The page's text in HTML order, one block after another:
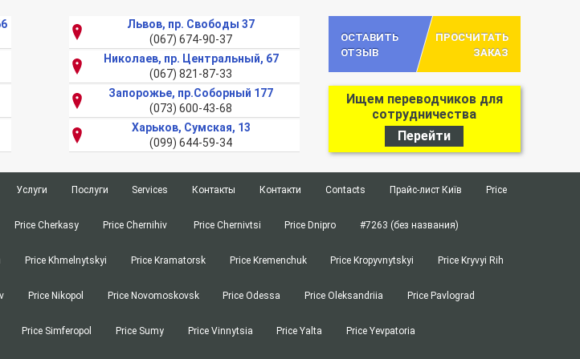
Львов, пр. Свободы 37
(067) 674-90-37
Николаев, пр. Центральный, 67
(067) 821-87-33
Запорожье, пр.Соборный 177
(073) 600-43-68
Харьков, Сумская, 13
(099) 644-59-34
ОСТАВИТЬ
ОТЗЫВ
ПРОСЧИТАТЬ
ЗАКАЗ
Ищем переводчиков для
сотрудничества
Перейти
Услуги
документации
переводчика
Послуги
тексту
переклад
текста
Services
Page-proofs
Literary Translation
Urgent Typing Services
Контакты Контакти Contacts
Bila
Borispil
Chernivtsi
Прайс-лист Київ Price
Price Cherkasy Price Chernihiv Price Chernivtsi Price Dnipro #7263 (без названия)
Price Khmelnytskyi Price Kramatorsk Price Kremenchuk Price Kropyvnytskyi Price Kryvyi Rih
Price Nikopol Price Novomoskovsk Price Odessa Price Oleksandriia Price Pavlograd
Price Simferopol Price Sumy Price Vinnytsia Price Yalta Price Yevpatoria